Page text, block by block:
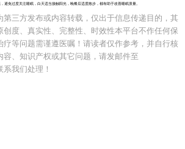
避免过度关注睡眠，白天适当接触阳光，晚餐后适度散步，都有助于改善睡眠质量。
第三方发布或内容转载，仅出于信息传递目的，其
创度、真实性、完整性、时效性本平台不作任何保
疗等问题需谨遵医嘱！请读者仅作参考，并自行核
容、知识产权或其它问题，请发邮件至
系我们处理！